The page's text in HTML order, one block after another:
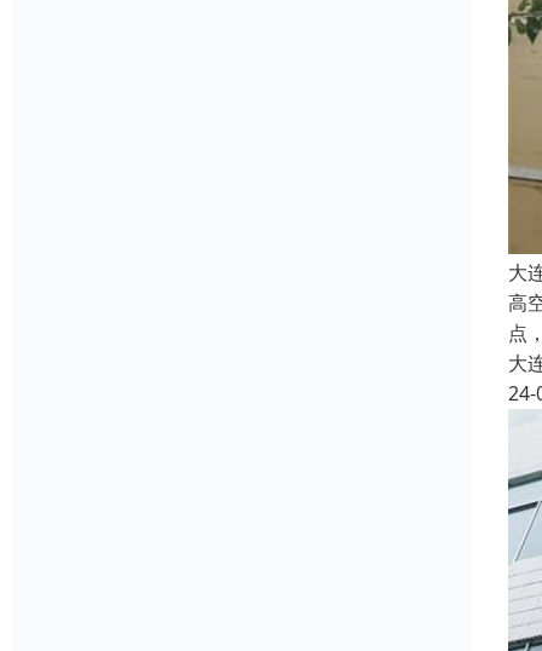
大
高
点
大
24-